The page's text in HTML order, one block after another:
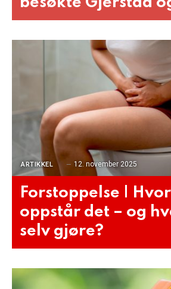
ARTIKKEL 12. november 2025
Forstoppelse |
oppstår det – og
selv gjøre?